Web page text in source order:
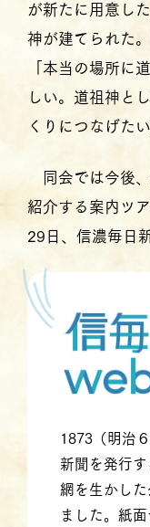
が新たに用意し
神が建てられた
「本当の場所に
しい。道祖神と
くりにつなげた
同会では今後
紹介する案内ツ
29日、信濃毎日
1873（明治
新聞を発行
網を生かし
ました。紙